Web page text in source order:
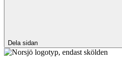
Dela sidan